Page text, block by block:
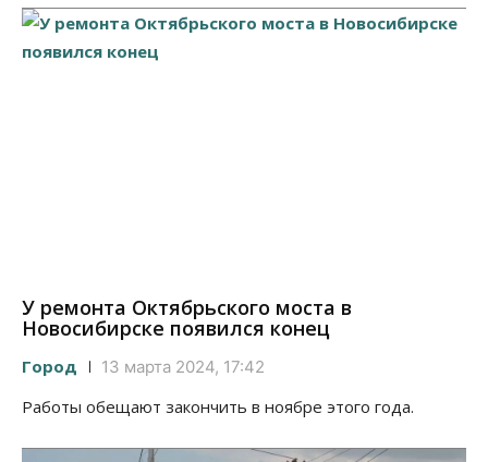
У ремонта Октябрьского моста в
Новосибирске появился конец
Город 13 марта 2024, 17:42
Работы обещают закончить в ноябре этого года.